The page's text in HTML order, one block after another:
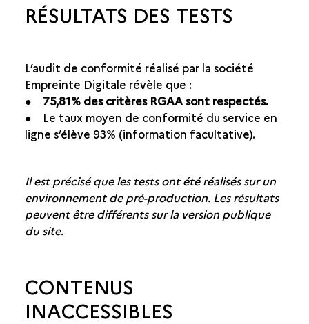
RÉSULTATS DES TESTS
L’audit de conformité réalisé par la société
Empreinte Digitale révèle que :
● 75,81% des critères RGAA sont respectés.
● Le taux moyen de conformité du service en
ligne s’élève 93% (information facultative).
Il est précisé que les tests ont été réalisés sur un
environnement de pré-production. Les résultats
peuvent être différents sur la version publique
du site.
CONTENUS
INACCESSIBLES